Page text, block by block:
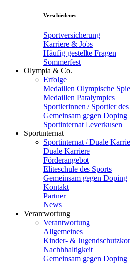
Verschiedenes
Sportversicherung
Karriere & Jobs
Häufig gestellte Fragen
Sommerfest
Olympia & Co.
Erfolge
Medaillen Olympische
Medaillen Paralympics
Sportlerinnen / Sportler des
Gemeinsam gegen Doping
Sportinternat Leverkusen
Sportinternat
Sportinternat / Duale
Duale Karriere
Förderangebot
Eliteschule des Sports
Gemeinsam gegen Doping
Kontakt
Partner
News
Verantwortung
Verantwortung
Allgemeines
Kinder- &
Nachhhaltigkeit
Gemeinsam gegen Doping